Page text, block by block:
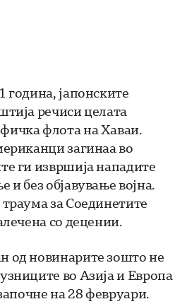
јапонските
речиси целата
флота на Хаваи.
загинаа во
ги извршија нападите
и без објавување војна.
за Соединетите
со децении.
од новинарите зошто не
во Азија и Европа
на 28 февруари.